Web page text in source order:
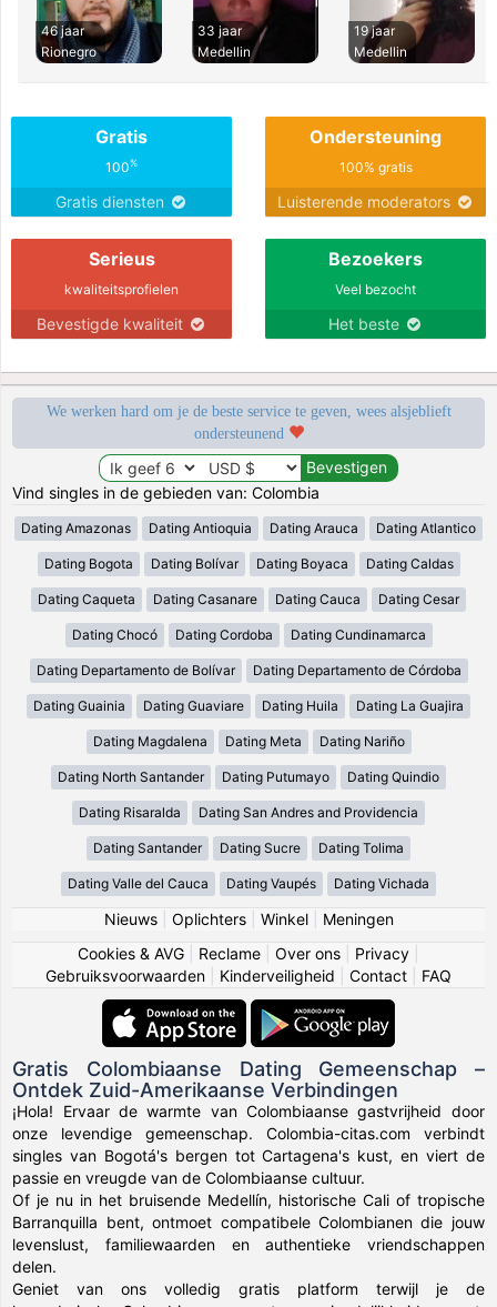
46 jaar
Rionegro
33 jaar
Medellin
19 jaar
Medellin
Gratis
100%
Gratis diensten
Ondersteuning
100% gratis
Luisterende moderators
Serieus
kwaliteitsprofielen
Bevestigde kwaliteit
Bezoekers
Veel bezocht
Het beste
We werken hard om je de beste service te geven, wees alsjeblieft
ondersteunend
Vind singles in de gebieden van: Colombia
Dating Amazonas Dating Antioquia Dating Arauca Dating Atlantico
Dating Bogota Dating Bolívar Dating Boyaca Dating Caldas
Dating Caqueta Dating Casanare Dating Cauca Dating Cesar
Dating Chocó Dating Cordoba Dating Cundinamarca
Dating Departamento de Bolívar Dating Departamento de Córdoba
Dating Guainia Dating Guaviare Dating Huila Dating La Guajira
Dating Magdalena Dating Meta Dating Nariño
Dating North Santander Dating Putumayo Dating Quindio
Dating Risaralda Dating San Andres and Providencia
Dating Santander Dating Sucre Dating Tolima
Dating Valle del Cauca Dating Vaupés Dating Vichada
Nieuws| Oplichters| Winkel| Meningen
Cookies & AVG
Reclame Over ons Privacy
Gebruiksvoorwaarden
Kinderveiligheid Contact FAQ
Gratis Colombiaanse Dating Gemeenschap –
Ontdek Zuid-Amerikaanse Verbindingen
¡Hola! Ervaar de warmte van Colombiaanse gastvrijheid door
onze levendige gemeenschap. Colombia-citas.com verbindt
singles van Bogotá's bergen tot Cartagena's kust, en viert de
passie en vreugde van de Colombiaanse cultuur.
Of je nu in het bruisende Medellín, historische Cali of tropische
Barranquilla bent, ontmoet compatibele Colombianen die jouw
levenslust, familiewaarden en authentieke vriendschappen
delen.
Geniet van ons volledig gratis platform terwijl je de